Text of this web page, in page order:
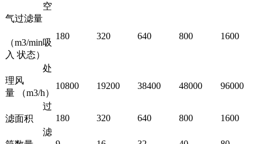
空
气过滤量
180
320 640 800 1600
（m3/min吸
入 状态）
处
理风
量 （m3/h）
10800 19200 38400 48000 96000
过
滤面积
180 320 640 800 1600
滤